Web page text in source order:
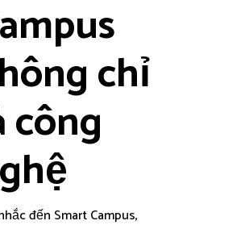
chỉ
công
đến Smart Campus,